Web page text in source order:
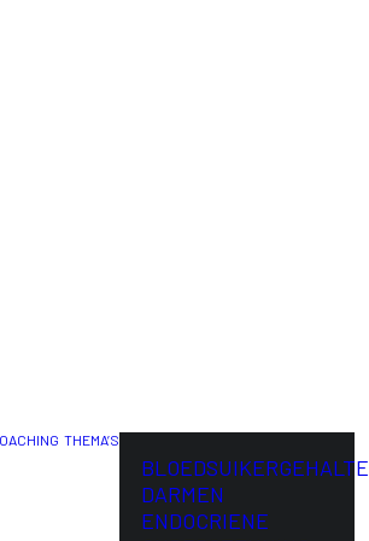
THEMA’S
BLOEDSUIKERGEHALTE
DARMEN
ENDOCRIENE